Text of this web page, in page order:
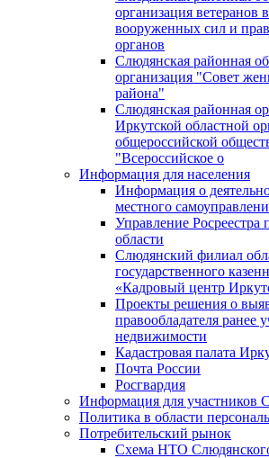
организация ветеранов
вооруженных сил и
органов
Слюдянская районная
организация "Совет
района"
Слюдянская районная
Иркутской областной
общероссийской
"Всероссийское о
Информация для населения
Информация о
местного
Управление Росреестра
области
Слюдянский филиал
государственного
«Кадровый центр
Проекты решения о
правообладателя ранее
недвижимости
Кадастровая палата
Почта России
Росгвардия
Информация для участников
Политика в области
Потребительский рынок
Схема НТО